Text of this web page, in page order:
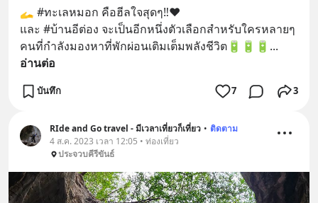
🫴 #ทะเลหมอก คือฮีลใจสุดๆ‼️❤️
และ #บ้านอีต่อง จะเป็นอีกหนึ่งตัวเลือกสำหรับใครหลายๆ
คนที่กำลังมองหาที่พักผ่อนเติมเต็มพลังชีวิต🔋🔋🔋
อ่านต่อ
บันทึก 7 3
RIde and Go travel - มีเวลาเที่ยวก็เที่ยว • ติดตาม
4 ส.ค. 2023 เวลา 12:05 • ท่องเที่ยว
ประจวบคีรีขันธ์